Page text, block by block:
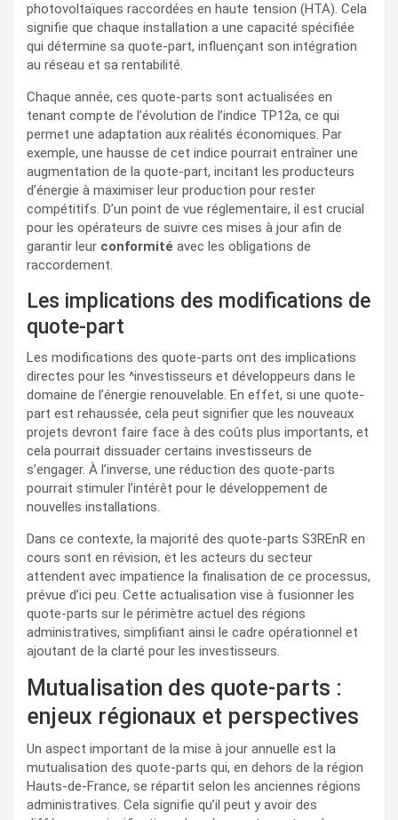
photovoltaïques raccordées en haute tension (HTA). Cela
signifie que chaque installation a une capacité spécifiée
qui détermine sa quote-part, influençant son intégration
au réseau et sa rentabilité.
Chaque année, ces quote-parts sont actualisées en
tenant compte de l’évolution de l’indice TP12a, ce qui
permet une adaptation aux réalités économiques. Par
exemple, une hausse de cet indice pourrait entraîner une
augmentation de la quote-part, incitant les producteurs
d’énergie à maximiser leur production pour rester
compétitifs. D’un point de vue réglementaire, il est crucial
pour les opérateurs de suivre ces mises à jour afin de
garantir leur conformité avec les obligations de
raccordement.
Les implications des modifications de
quote-part
Les modifications des quote-parts ont des implications
directes pour les ^investisseurs et développeurs dans le
domaine de l’énergie renouvelable. En effet, si une quote-
part est rehaussée, cela peut signifier que les nouveaux
projets devront faire face à des coûts plus importants, et
cela pourrait dissuader certains investisseurs de
s’engager. À l’inverse, une réduction des quote-parts
pourrait stimuler l’intérêt pour le développement de
nouvelles installations.
Dans ce contexte, la majorité des quote-parts S3REnR en
cours sont en révision, et les acteurs du secteur
attendent avec impatience la finalisation de ce processus,
prévue d’ici peu. Cette actualisation vise à fusionner les
quote-parts sur le périmètre actuel des régions
administratives, simplifiant ainsi le cadre opérationnel et
ajoutant de la clarté pour les investisseurs.
Mutualisation des quote-parts :
enjeux régionaux et perspectives
Un aspect important de la mise à jour annuelle est la
mutualisation des quote-parts qui, en dehors de la région
Hauts-de-France, se répartit selon les anciennes régions
administratives. Cela signifie qu’il peut y avoir des